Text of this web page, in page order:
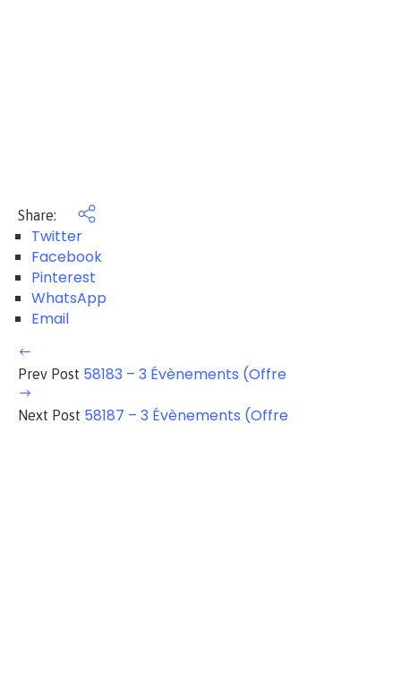
Share:
Twitter
Facebook
Pinterest
WhatsApp
Email
Prev Post 58183 – 3 Évènements (Offre
Next Post 58187 – 3 Évènements (Offre